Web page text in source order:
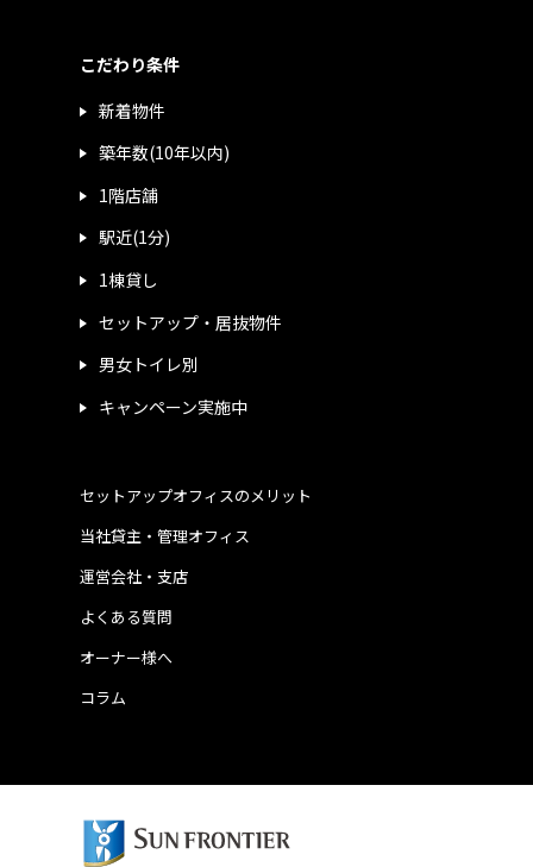
こだわり条件
新着物件
築年数(10年以内)
1階店舗
駅近(1分)
1棟貸し
セットアップ・居抜物件
男女トイレ別
キャンペーン実施中
運営会社・支店
よくある質問
当社貸主・管理オフィス
オーナー様へ
コラム
セットアップオフィスのメリット